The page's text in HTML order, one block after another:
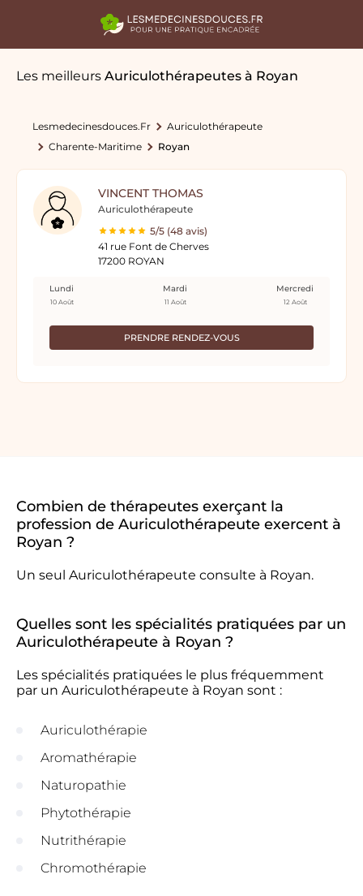
Les meilleurs Auriculothérapeutes à Royan
Lesmedecinesdouces.fr
Auriculothérapeute
Charente-Maritime
Royan
VINCENT THOMAS
Auriculothérapeute
5/5 (48 avis)
41 rue Font de Cherves
17200 ROYAN
PRENDRE RENDEZ-VOUS
Lundi
10 Août
Mardi
11 Août
Mercredi
12 Août
Combien de thérapeutes exerçant la
profession de Auriculothérapeute exercent à
Royan ?
Un seul Auriculothérapeute consulte à Royan.
Quelles sont les spécialités pratiquées par un
Auriculothérapeute à Royan ?
Les spécialités pratiquées le plus fréquemment
par un Auriculothérapeute à Royan sont :
Auriculothérapie
Aromathérapie
Naturopathie
Phytothérapie
Nutrithérapie
Chromothérapie